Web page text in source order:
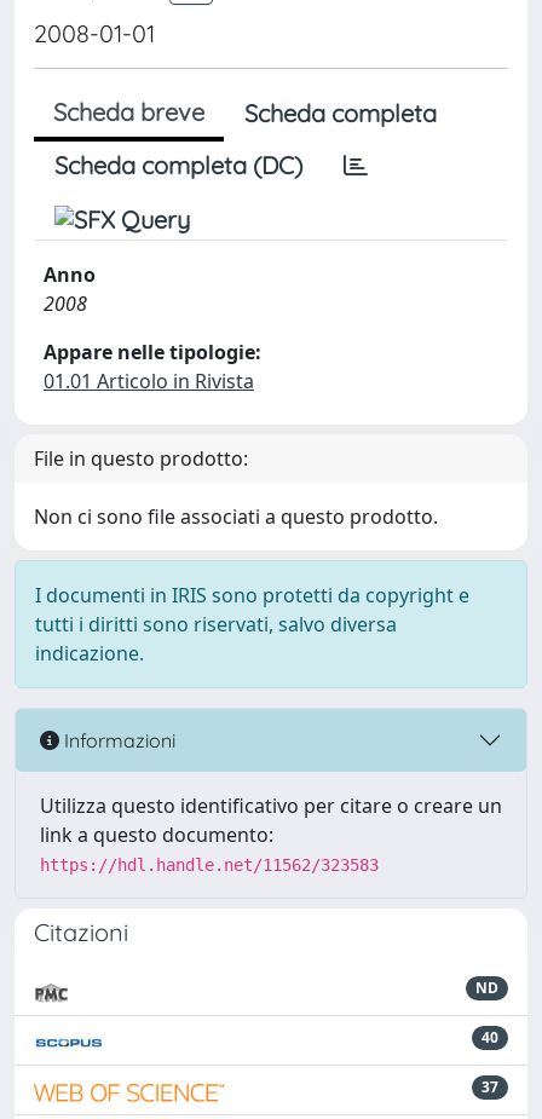
2008-01-01
Scheda breve
Scheda completa
Scheda completa (DC)
Anno
2008
Appare nelle tipologie:
01.01 Articolo in Rivista
File in questo prodotto:
Non ci sono file associati a questo prodotto.
I documenti in IRIS sono protetti da copyright e
tutti i diritti sono riservati, salvo diversa
indicazione.
Informazioni
Utilizza questo identificativo per citare o creare un
link a questo documento:
https://hdl.handle.net/11562/323583
Citazioni
ND
40
37